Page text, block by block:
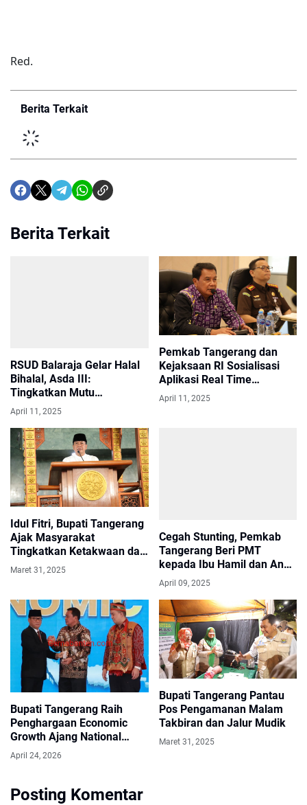
Red.
Berita Terkait
Berita Terkait
RSUD Balaraja Gelar Halal
Bihalal, Asda III:
Tingkatkan Mutu
Pelayanan
April 11, 2025
Pemkab Tangerang dan
Kejaksaan RI Sosialisasi
Aplikasi Real Time
Monitoring Dana Desa
April 11, 2025
Idul Fitri, Bupati Tangerang
Ajak Masyarakat
Tingkatkan Ketakwaan dan
Kebersamaan
Maret 31, 2025
Cegah Stunting, Pemkab
Tangerang Beri PMT
kepada Ibu Hamil dan Anak
Menyusui
April 09, 2025
Bupati Tangerang Raih
Penghargaan Economic
Growth Ajang National
Governance Awards 2026
April 24, 2026
Bupati Tangerang Pantau
Pos Pengamanan Malam
Takbiran dan Jalur Mudik
Maret 31, 2025
Posting Komentar